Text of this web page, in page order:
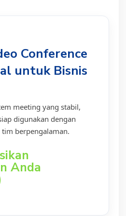
Conference
untuk Bisnis
meeting yang stabil,
digunakan dengan
berpengalaman.
Anda